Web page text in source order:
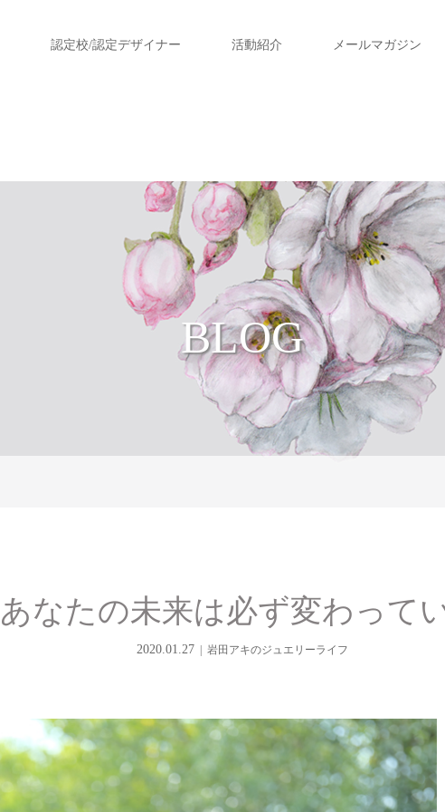
認定校/認定デザイナー 活動紹介 メールマガジン
BLOG
あなたの未来は必ず変わって
2020.01.27 岩田アキのジュエリーライフ